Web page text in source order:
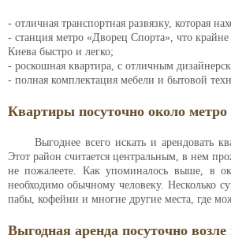
- отличная транспортная развязку, которая
- станция метро «Дворец Спорта», что
Киева быстро и легко;
- роскошная квартира, с отличным
- полная комплектация мебели и бытовой
Квартиры посуточно около
Выгоднее всего искать и арендовать
Этот район считается центральным, в нем
не пожалеете. Как упоминалось выше, в
необходимо обычному человеку. Несколько
пабы, кофейни и многие другие места, где
Выгодная аренда посуточно